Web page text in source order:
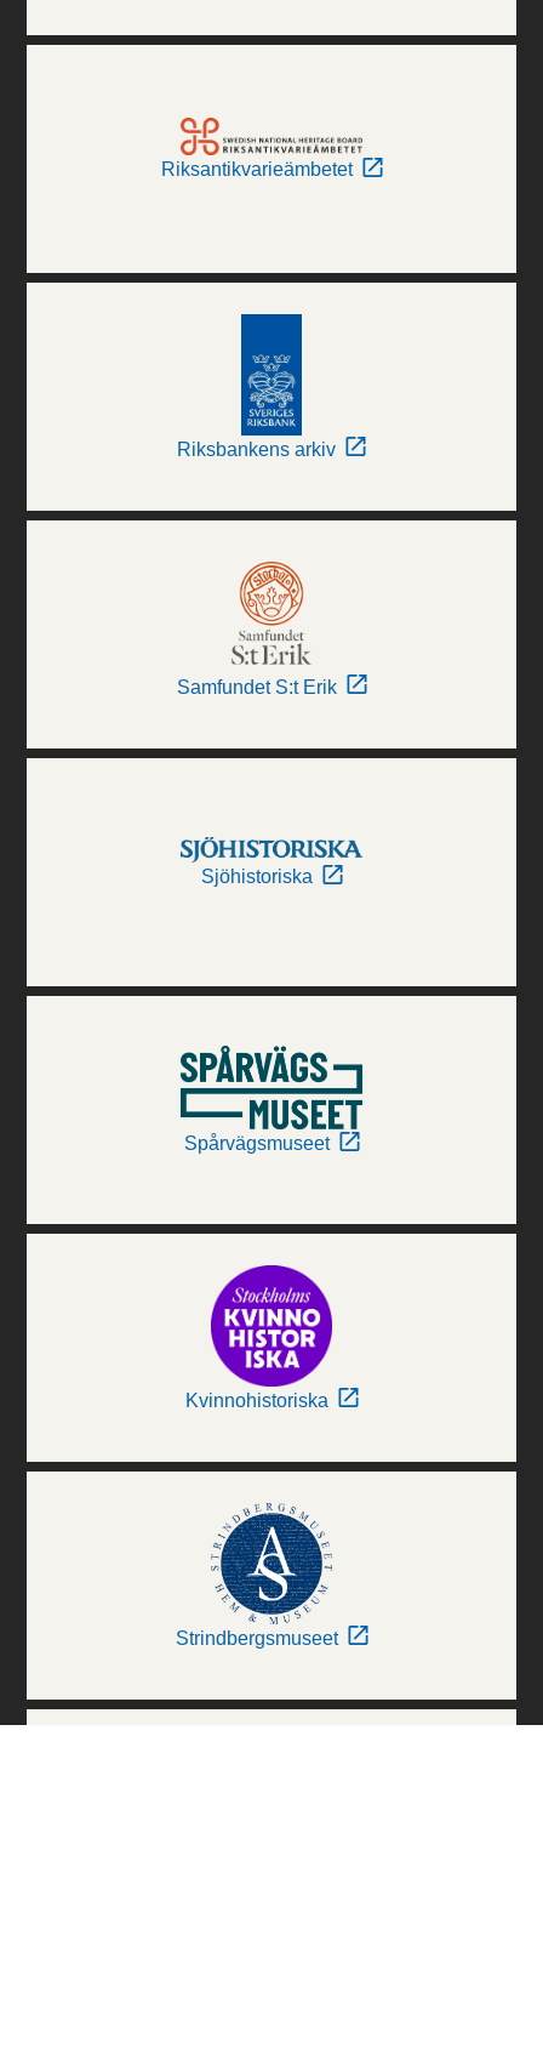
Riksantikvarieämbetet
Riksbankens arkiv
Samfundet S:t Erik
Sjöhistoriska
Spårvägsmuseet
Kvinnohistoriska
Strindbergsmuseet